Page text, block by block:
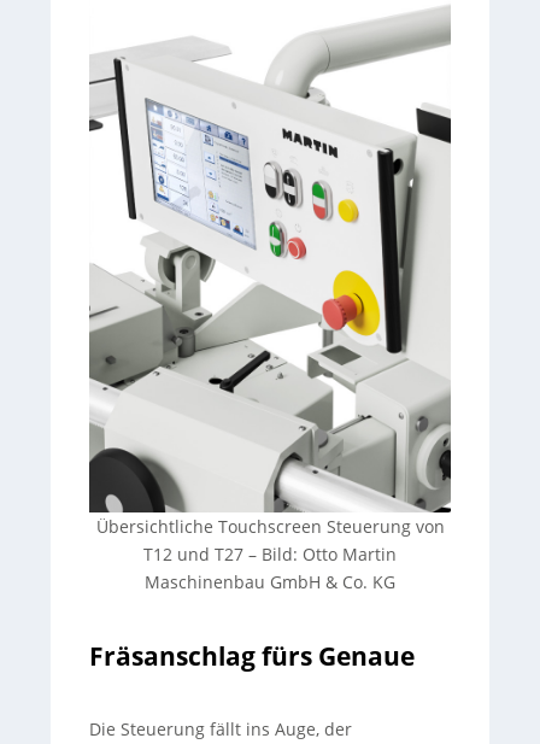
Übersichtliche Touchscreen Steuerung von
T12 und T27 – Bild: Otto Martin
Maschinenbau GmbH & Co. KG
Fräsanschlag fürs Genaue
Die Steuerung fällt ins Auge, der